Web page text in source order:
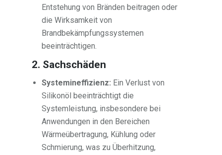
Entstehung von Bränden beitragen oder
die Wirksamkeit von
Brandbekämpfungssystemen
beeinträchtigen.
2. Sachschäden
Systemineffizienz: Ein Verlust von
Silikonöl beeinträchtigt die
Systemleistung, insbesondere bei
Anwendungen in den Bereichen
Wärmeübertragung, Kühlung oder
Schmierung, was zu Überhitzung,